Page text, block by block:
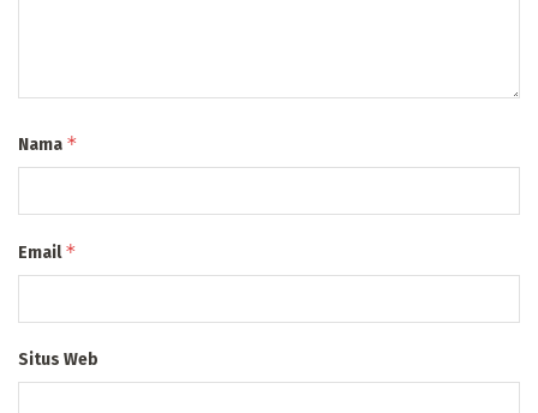
Nama *
Email*
Situs Web